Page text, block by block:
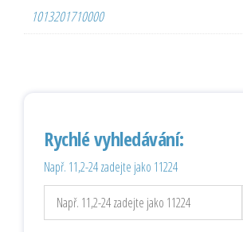
1013201710000
Rychlé vyhledávání:
Např. 11,2-24 zadejte jako 11224